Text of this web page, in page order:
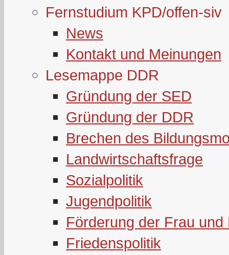
Fernstudium KPD/offen-siv
News
Kontakt und Meinungen
Lesemappe DDR
Gründung der SED
Gründung der DDR
Brechen des
Landwirtschaftsfrage
Sozialpolitik
Jugendpolitik
Förderung der Frau und
Friedenspolitik